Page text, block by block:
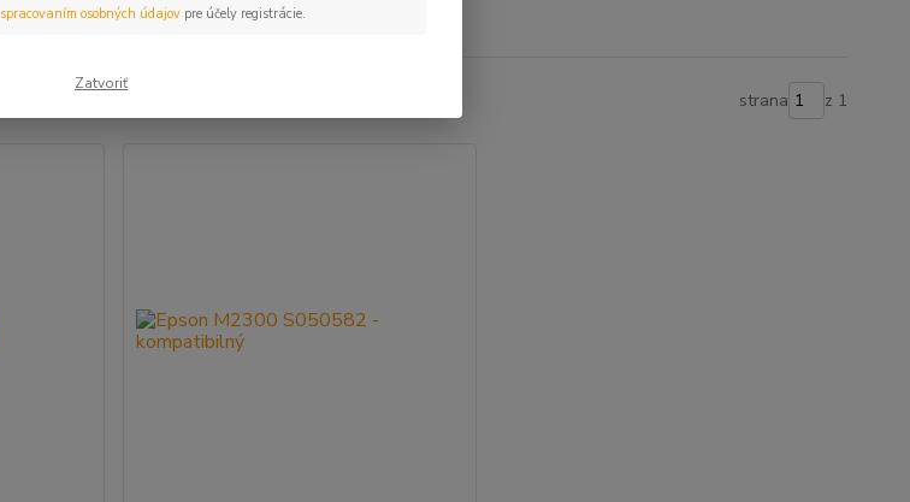
strana z 1
spracovaním osobných údajovpre účely registrácie.
Zatvoriť